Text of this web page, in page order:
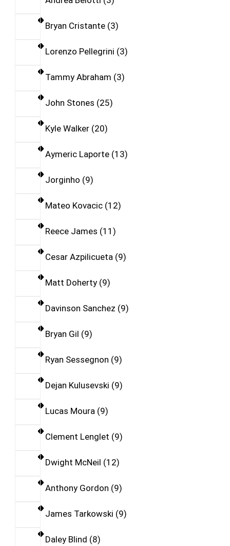
Bryan Cristante 3
Lorenzo Pellegrini 3
Tammy Abraham 3
John Stones 25
Kyle Walker 20
Aymeric Laporte 13
Jorginho 9
Mateo Kovacic 12
Reece James 11
Cesar Azpilicueta 9
Matt Doherty 9
Davinson Sanchez 9
Bryan Gil 9
Ryan Sessegnon 9
Dejan Kulusevski 9
Lucas Moura 9
Clement Lenglet 9
Dwight McNeil 12
Anthony Gordon 9
James Tarkowski 9
Daley Blind 8